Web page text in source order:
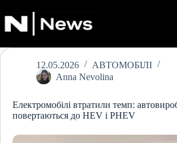
до
вмісту
12.05.2026
АВТОМОБІЛІ
Anna Nevolina
Електромобілі втратили темп:
повертаються до HEV і PHEV